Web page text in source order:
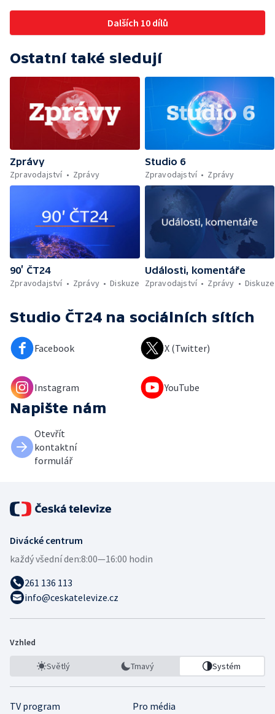
Dalších 10 dílů
Ostatní také sledují
Zprávy
Zpravodajství
Zprávy
Studio 6
Zpravodajství
Zprávy
90’ ČT24
Zpravodajství
Zprávy Diskuze
Události, komentáře
Zpravodajství
Zprávy Diskuze
Studio ČT24 na sociálních sítích
Facebook X (Twitter)
Instagram YouTube
Napište nám
Otevřít
kontaktní
formulář
Divácké centrum
každý všední den:8:00—16:00 hodin
261 136 113
info@ceskatelevize.cz
Vzhled
Světlý Tmavý Systém
TV program
Pro média